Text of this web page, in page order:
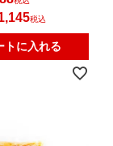
税込
トに入れる